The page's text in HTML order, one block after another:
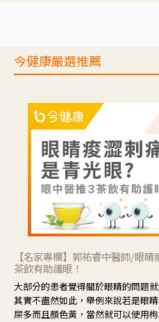
今健康嚴選推薦
【名家專欄】郭祐睿中醫師/眼
茶飲有助護眼！
大部分的患者覺得關於眼睛的問題
其實不盡然如此，舉例來說若是眼
屎多而且顏色黃，當然就可以使用